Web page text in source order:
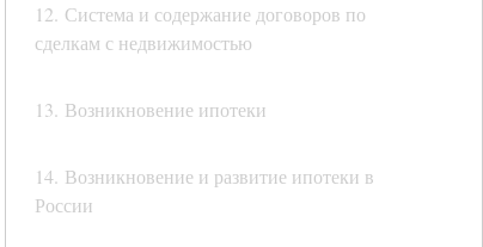
12. Система и содержание договоров по
сделкам с недвижимостью
13. Возникновение ипотеки
14. Возникновение и развитие ипотеки в
России